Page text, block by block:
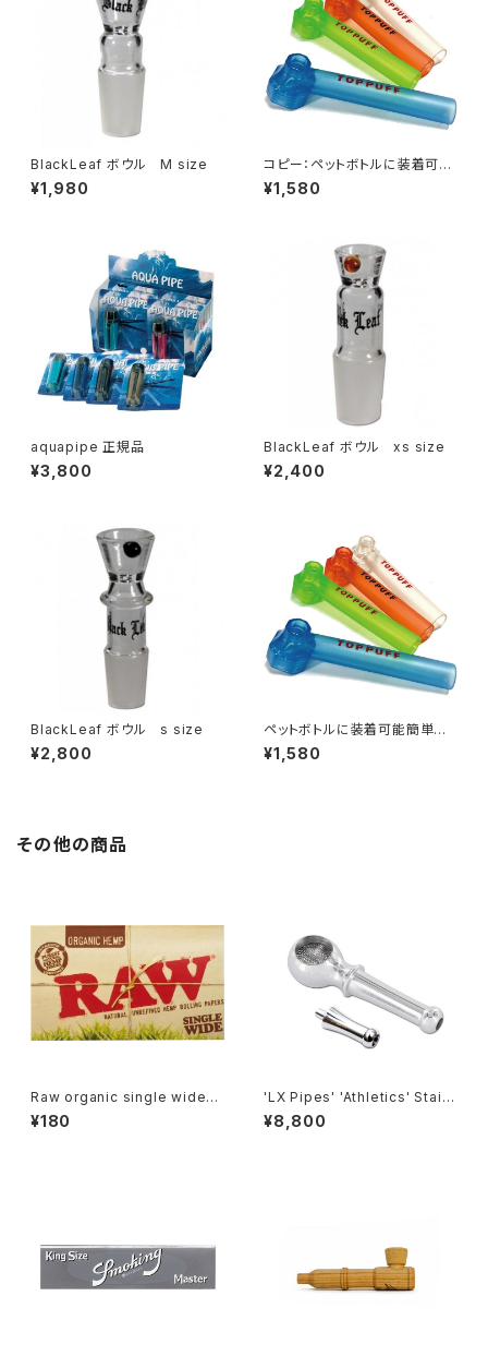
BlackLeaf ボウル M size
¥1,980
コピー：ペットボトルに装着可能
簡単にボングに変身【喫煙具・水
パイプ・ボング】ペットボトルに装
¥1,580
aquapipe 正規品
¥3,800
BlackLeaf ボウル xs size
¥2,400
BlackLeaf ボウル s size
¥2,800
ペットボトルに装着可能簡単に
ボングに変身【喫煙具・水パイ
プ・ボング】ペットボトルに装着
¥1,580
その他の商品
Raw organic single wide
(ロウ オーガニック シングル 1
00枚入)
¥180
'LX Pipes' 'Athletics' Stainl
ess Steel Hand Pipe S 7m
ｍ filter 対応
¥8,800